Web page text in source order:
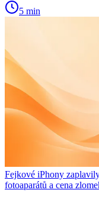
5 min
Fejkové iPhony
fotoaparátů a cena